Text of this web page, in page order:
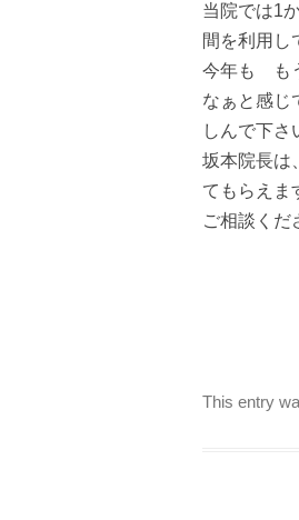
当院では1
間を利用し
今年も も
なぁと感じ
しんで下さ
坂本院長は
てもらえま
ご相談くだ
This entry